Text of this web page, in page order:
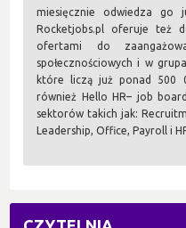
miesięcznie odwiedza go
Rocketjobs.pl oferuje też
ofertami do
społecznościowych i w
które liczą już ponad 500
również Hello HR– job
sektorów takich jak:
Leadership, Office, Payroll i